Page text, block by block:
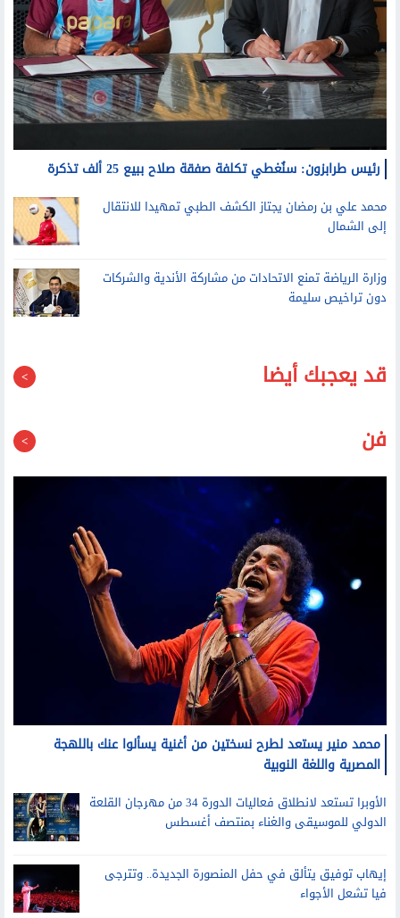
رئيس طرابزون: سنُغطي تكلفة صفقة صلاح ببيع 25 ألف تذكرة
محمد علي بن رمضان يجتاز الكشف الطبي تمهيدا للانتقال
إلى الشمال
وزارة الرياضة تمنع الاتحادات من مشاركة الأندية والشركات
دون تراخيص سليمة
قد يعجبك أيضا
فن
محمد منير يستعد لطرح نسختين من أغنية يسألوا عنك باللهجة
المصرية واللغة النوبية
الأوبرا تستعد لانطلاق فعاليات الدورة 34 من مهرجان القلعة
الدولي للموسيقى والغناء بمنتصف أغسطس
إيهاب توفيق يتألق في حفل المنصورة الجديدة.. وتترجى
فيا تشعل الأجواء